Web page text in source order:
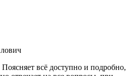
всё доступно и подробно,